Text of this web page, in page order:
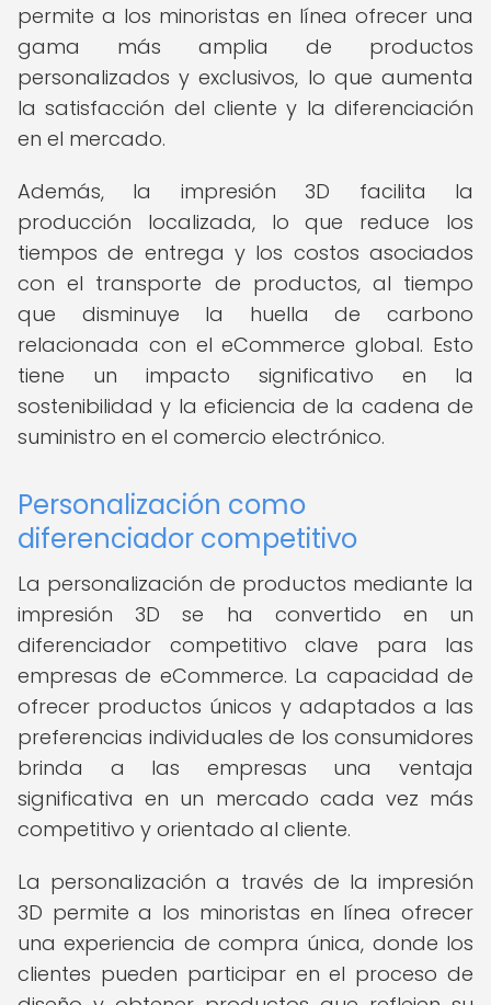
permite a los minoristas en línea ofrecer una
gama más amplia de productos
personalizados y exclusivos, lo que aumenta
la satisfacción del cliente y la diferenciación
en el mercado.
Además, la impresión 3D facilita la
producción localizada, lo que reduce los
tiempos de entrega y los costos asociados
con el transporte de productos, al tiempo
que disminuye la huella de carbono
relacionada con el eCommerce global. Esto
tiene un impacto significativo en la
sostenibilidad y la eficiencia de la cadena de
suministro en el comercio electrónico.
Personalización como
diferenciador competitivo
La personalización de productos mediante la
impresión 3D se ha convertido en un
diferenciador competitivo clave para las
empresas de eCommerce. La capacidad de
ofrecer productos únicos y adaptados a las
preferencias individuales de los consumidores
brinda a las empresas una ventaja
significativa en un mercado cada vez más
competitivo y orientado al cliente.
La personalización a través de la impresión
3D permite a los minoristas en línea ofrecer
una experiencia de compra única, donde los
clientes pueden participar en el proceso de